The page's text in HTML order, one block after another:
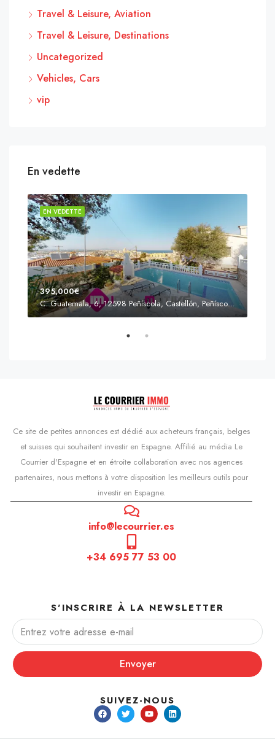
Travel & Leisure, Aviation
Travel & Leisure, Destinations
Uncategorized
Vehicles, Cars
vip
En vedette
EN VEDETTE
395,000€
C. Guatemala, 6, 12598 Peñíscola, Castellón, Peñíscola, Communauté valencienne
Ce site de petites annonces est dédié aux acheteurs français, belges
et suisses qui souhaitent investir en Espagne. Affilié au média Le
Courrier d'Espagne et en étroite collaboration avec nos agences
partenaires, nous mettons à votre disposition les meilleurs outils pour
investir en Espagne.
info@lecourrier.es
+34 695 77 53 00
S'INSCRIRE À LA NEWSLETTER
Envoyer
SUIVEZ-NOUS